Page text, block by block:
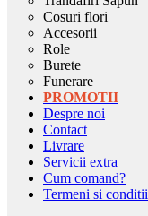
Cosuri flori
Accesorii
Role
Burete
Funerare
PROMOTII
Despre noi
Contact
Livrare
Servicii extra
Cum comand?
Termeni si conditii